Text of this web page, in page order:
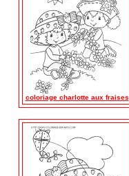
coloriage charlotte aux fraises